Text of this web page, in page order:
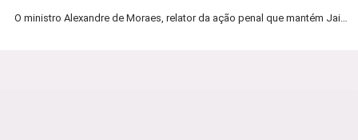
O ministro Alexandre de Moraes, relator da ação penal que mantém Jair